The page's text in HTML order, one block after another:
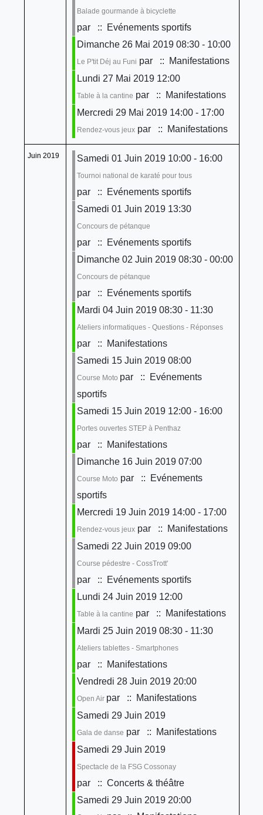
Balade gourmande à bicyclette
par
:: Evénements sportifs
Dimanche 26 Mai 2019 08:30 - 10:00
Le P'tit Déj au Funi par
:: Manifestations
Lundi 27 Mai 2019 12:00
Table à la cantine par
:: Manifestations
Mercredi 29 Mai 2019 14:00 - 17:00
Rendez-vous jeuxpar :: Manifestations
Juin 2019 Samedi 01 Juin 2019 10:00 - 16:00
Tournoi national de karaté pour tous
par
:: Evénements sportifs
Samedi 01 Juin 2019 13:30
Concours de pétanque
par
:: Evénements sportifs
Dimanche 02 Juin 2019 08:30 - 00:00
Concours de pétanque
par
:: Evénements sportifs
Mardi 04 Juin 2019 08:30 - 11:30
Ateliers informatiques - Questions - Réponses
par
:: Manifestations
Samedi 15 Juin 2019 08:00
Course Moto par
:: Evénements
sportifs
Samedi 15 Juin 2019 12:00 - 16:00
Portes ouvertes STEP à Penthaz
par
:: Manifestations
Dimanche 16 Juin 2019 07:00
Course Moto par
:: Evénements
sportifs
Mercredi 19 Juin 2019 14:00 - 17:00
Rendez-vous jeuxpar
:: Manifestations
Samedi 22 Juin 2019 09:00
Course pédestre - CossTrott'
par
:: Evénements sportifs
Lundi 24 Juin 2019 12:00
Table à la cantine par
:: Manifestations
Mardi 25 Juin 2019 08:30 - 11:30
Ateliers tablettes - Smartphones
par
:: Manifestations
Vendredi 28 Juin 2019 20:00
Open Air par
:: Manifestations
Samedi 29 Juin 2019
Gala de danse par
:: Manifestations
Samedi 29 Juin 2019
Spectacle de la FSG Cossonay
par
:: Concerts & théâtre
Samedi 29 Juin 2019 20:00